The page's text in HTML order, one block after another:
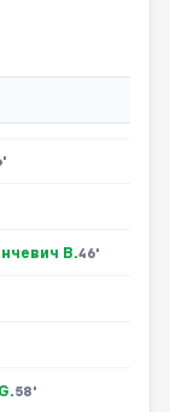
46'
В.
58'